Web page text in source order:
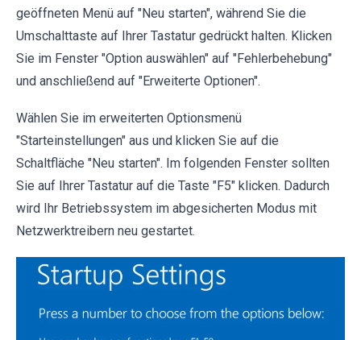
geöffneten Menü auf "Neu starten", während Sie die
Umschalttaste auf Ihrer Tastatur gedrückt halten. Klicken
Sie im Fenster "Option auswählen" auf "Fehlerbehebung"
und anschließend auf "Erweiterte Optionen".
Wählen Sie im erweiterten Optionsmenü
"Starteinstellungen" aus und klicken Sie auf die
Schaltfläche "Neu starten". Im folgenden Fenster sollten
Sie auf Ihrer Tastatur auf die Taste "F5" klicken. Dadurch
wird Ihr Betriebssystem im abgesicherten Modus mit
Netzwerktreibern neu gestartet.